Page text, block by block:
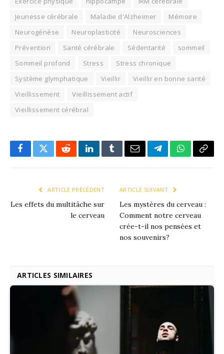
Jeunesse cérébrale
Maladie d'Alzheimer
Mémoire
Neurogénèse
Neuroplasticité
Neurosciences
Prévention
Santé cérébrale Sédentarité
sommeil
Sommeil profond
Stress
Stress chronique
Système glymphatique
Vieillir
Vieillir en bonne santé
Vieillissement
Vieillissement actif
Vieillissement cérébral
Facebook
X RedditLinkedInTumblrEmailTélégramme
WhatsApp
ARTICLE PRÉCÉDENT
Les effets du multitâche sur
le cerveau
ARTICLE SUIVANT
Les mystères du cerveau :
Comment notre cerveau
crée-t-il nos pensées et
nos souvenirs?
ARTICLES SIMILAIRES